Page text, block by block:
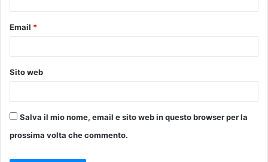
Email *
Sito web
Salva il mio nome, email e sito web in questo browser per la
prossima volta che commento.